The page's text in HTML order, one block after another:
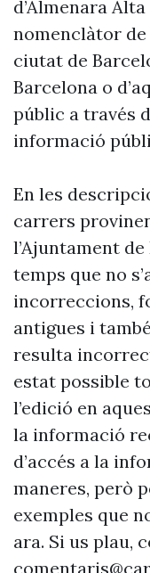
d’Almenara
nomenclàtor de
ciutat de
Barcelona o
públic a través
informació
En les
carrers
l’Ajuntament
temps que no
incorreccions,
antigues i
resulta
estat possible
l’edició en
la informació
d’accés a la
maneres, però
exemples que
ara. Si us plau,